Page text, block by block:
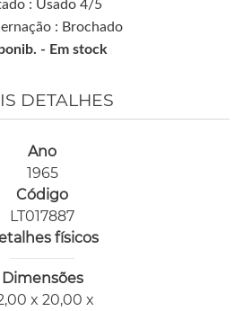
: Usado 4/5
: Brochado
- Em stock
DETALHES
Ano
1965
Código
LT017887
físicos
Dimensões
x 20,00 x